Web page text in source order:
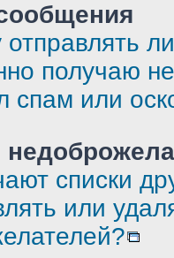
отправлять
получаю
спам или
списки
или